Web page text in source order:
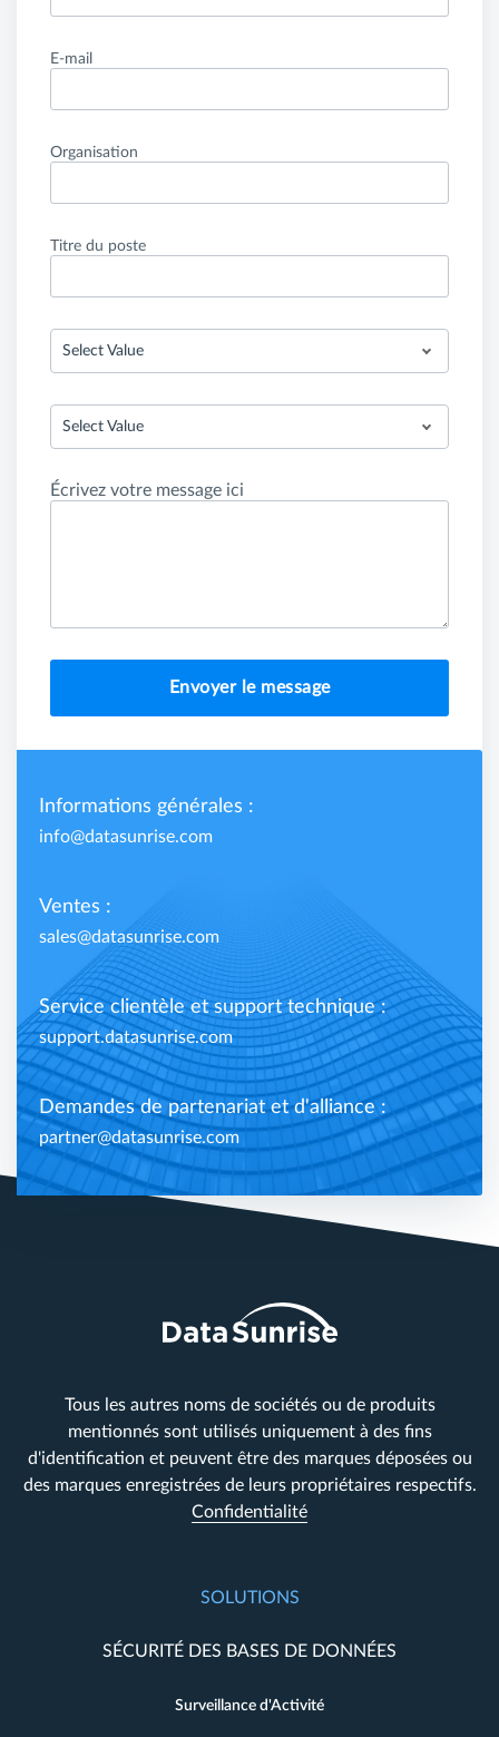
E-mail
Organisation
Titre du poste
Select Value
Select Value
Écrivez votre message ici
Envoyer le message
Informations générales :
info@datasunrise.com
Ventes :
sales@datasunrise.com
Service clientèle et support technique :
support.datasunrise.com
Demandes de partenariat et d'alliance :
partner@datasunrise.com
Tous les autres noms de sociétés ou de produits
mentionnés sont utilisés uniquement à des fins
d'identification et peuvent être des marques déposées ou
des marques enregistrées de leurs propriétaires respectifs.
Confidentialité
SOLUTIONS
SÉCURITÉ DES BASES DE DONNÉES
Surveillance d'Activité